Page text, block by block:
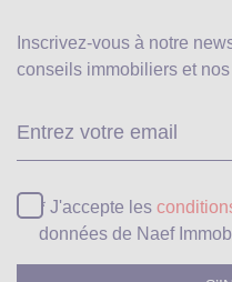
Inscrivez-vous à notre
conseils immobiliers et
* J'accepte les
données de Naef